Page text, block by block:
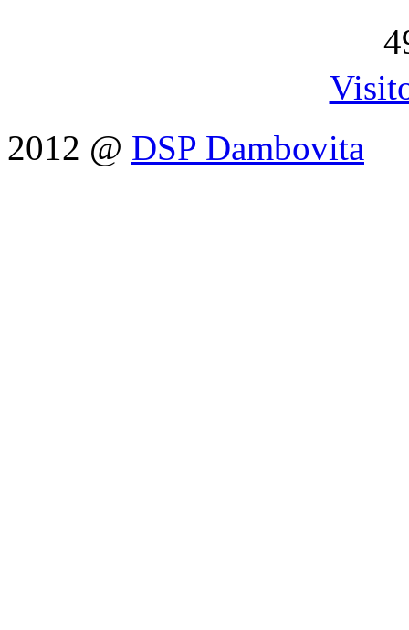
4
2012 @ DSP Dambovita